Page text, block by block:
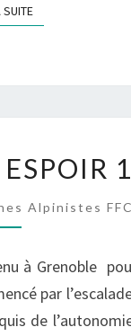
SUITELIRE LA SUITE
CHEVREL
Alpinistes
à Grenoble
par
de